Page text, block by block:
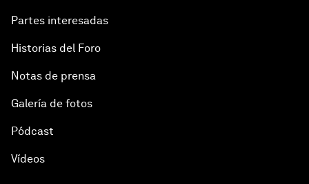
Partes interesadas
Historias del Foro
Notas de prensa
Galería de fotos
Pódcast
Vídeos